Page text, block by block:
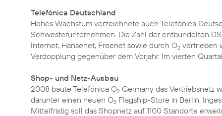
Telefónica Deutschland
Hohes Wachstum verzeichnete auch Telefónica
Schwesterunternehmen. Die Zahl der entbündelten
Internet, Hansenet, Freenet sowie durch O2 vertrieben
Verdopplung gegenüber dem Vorjahr. Im vierten
Shop- und Netz-Ausbau
2008 baute Telefónica O2 Germany das Vertriebsnetz
darunter einen neuen O2 Flagship-Store in Berlin.
Mittelfristig soll das Shopnetz auf 1100 Standorte